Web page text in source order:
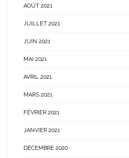
AOÛT 2021
JUILLET 2021
JUIN 2021
MAI 2021
AVRIL 2021
MARS 2021
FÉVRIER 2021
JANVIER 2021
DÉCEMBRE 2020